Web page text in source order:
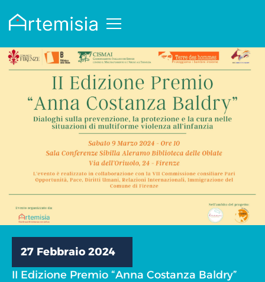
27 Febbraio 2024
II Edizione Premio “Anna Costanza Baldry”